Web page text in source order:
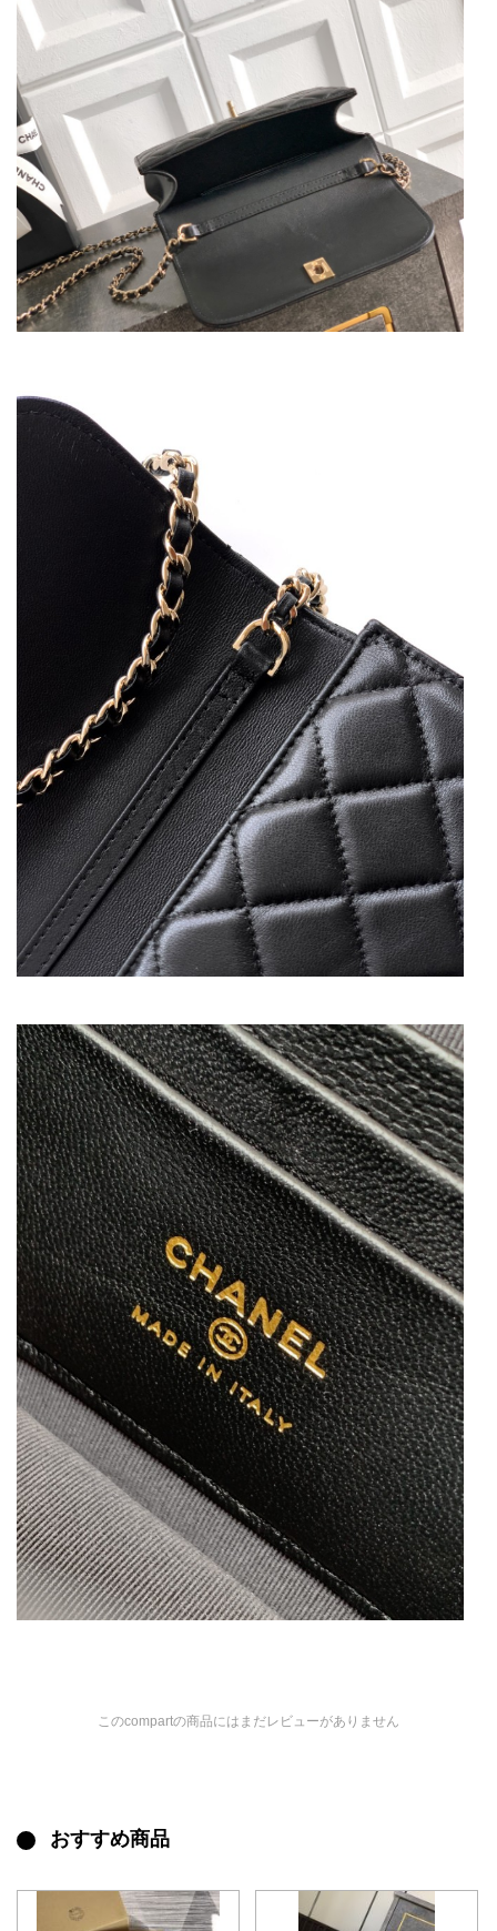
このcompartの商品にはまだレビューがありません
おすすめ商品